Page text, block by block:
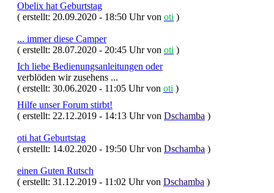
Obelix hat Geburtstag
( erstellt: 20.09.2020 - 18:50 Uhr von oti )
... immer diese Camper
( erstellt: 28.07.2020 - 20:45 Uhr von oti )
Ich liebe Bedienungsanleitungen oder
verblöden wir zusehens ...
( erstellt: 30.06.2020 - 11:05 Uhr von oti )
Hilfe unser Forum stirbt!
( erstellt: 22.12.2019 - 14:13 Uhr von Dschamba )
oti hat Geburtstag
( erstellt: 14.02.2020 - 19:50 Uhr von Dschamba )
einen Guten Rutsch
( erstellt: 31.12.2019 - 11:02 Uhr von Dschamba )